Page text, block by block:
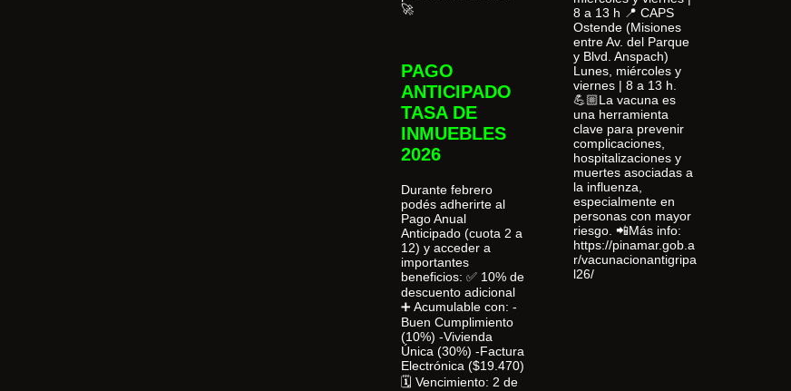
🚀
PAGO
ANTICIPADO
TASA DE
INMUEBLES
2026
Durante febrero
podés adherirte al
Pago Anual
Anticipado (cuota 2 a
12) y acceder a
importantes
beneficios: ✅ 10% de
descuento adicional
➕ Acumulable con: -
Buen Cumplimiento
(10%) -Vivienda
Única (30%) -Factura
Electrónica ($19.470)
🗓 Vencimiento: 2 de
8 a 13 h 📍 CAPS
Ostende (Misiones
entre Av. del Parque
y Blvd. Anspach)
Lunes, miércoles y
viernes | 8 a 13 h.
💪🏼La vacuna es
una herramienta
clave para prevenir
complicaciones,
hospitalizaciones y
muertes asociadas a
la influenza,
especialmente en
personas con mayor
riesgo. 📲Más info:
https://pinamar.gob.a
r/vacunacionantigripa
l26/